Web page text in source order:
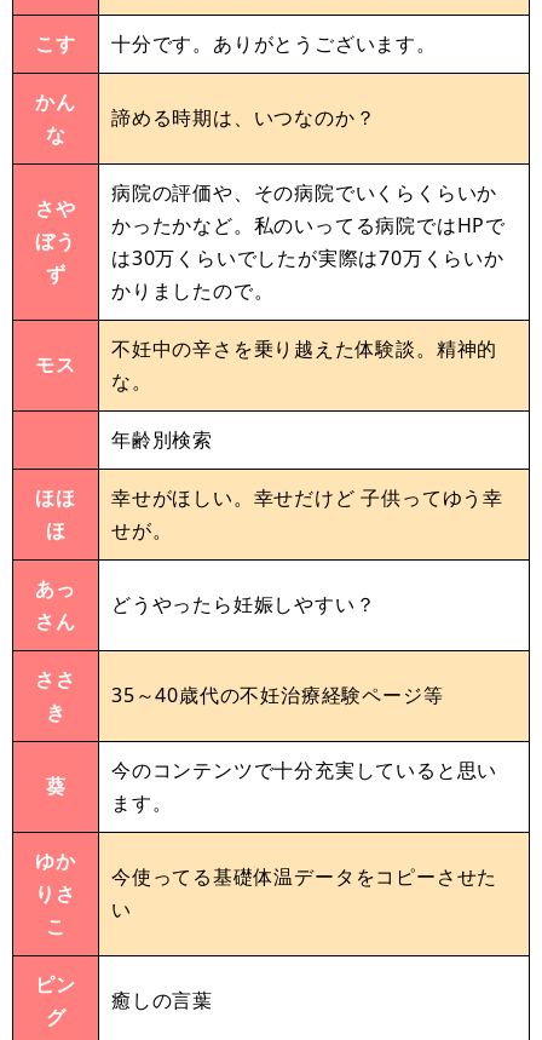
こす 十分です。ありがとうございます。
かん
な
諦める時期は、いつなのか？
さや
ぼう
ず
病院の評価や、その病院でいくらくらいか
かったかなど。私のいってる病院ではHPで
は30万くらいでしたが実際は70万くらいか
かりましたので。
モス
不妊中の辛さを乗り越えた体験談。精神的
な。
年齢別検索
ほほ
ほ
幸せがほしい。幸せだけど 子供ってゆう幸
せが。
あっ
さん
どうやったら妊娠しやすい？
ささ
き
35～40歳代の不妊治療経験ページ等
葵
今のコンテンツで十分充実していると思い
ます。
ゆか
りさ
こ
今使ってる基礎体温データをコピーさせた
い
ピン
グ
癒しの言葉